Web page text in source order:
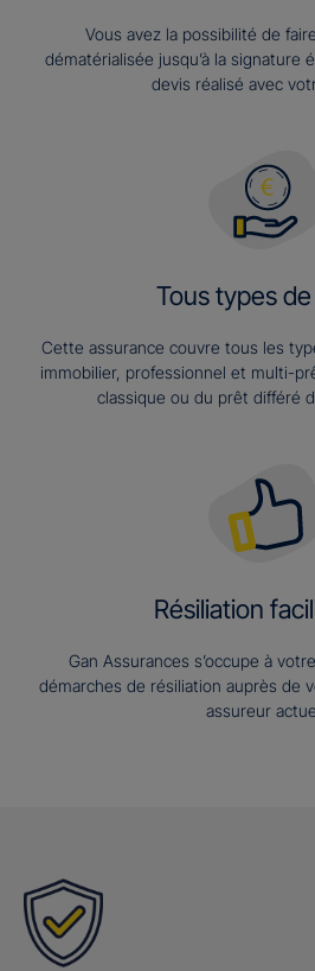
Vous avez la possibilité de
dématérialisée jusqu’à la signature
devis réalisé avec
Tous types
Cette assurance couvre tous les
immobilier, professionnel et multi-
classique ou du prêt différé
Résiliation
Gan Assurances s’occupe à
démarches de résiliation auprès de
assureur